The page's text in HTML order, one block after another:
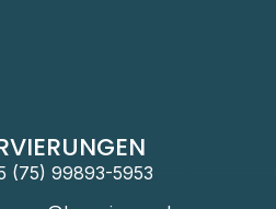
(75) 99893-5953